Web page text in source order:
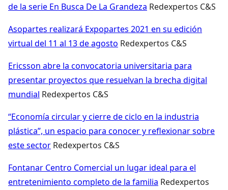
de la serie En Busca De La Grandeza Redexpertos C&S
Asopartes realizará Expopartes 2021 en su edición
virtual del 11 al 13 de agosto Redexpertos C&S
Ericsson abre la convocatoria universitaria para
presentar proyectos que resuelvan la brecha digital
mundial Redexpertos C&S
“Economía circular y cierre de ciclo en la industria
plástica”, un espacio para conocer y reflexionar sobre
este sector Redexpertos C&S
Fontanar Centro Comercial un lugar ideal para el
entretenimiento completo de la familia Redexpertos